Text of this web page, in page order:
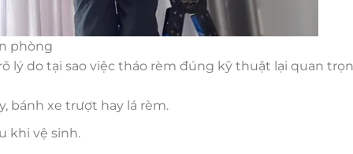
phòng
lý do tại sao việc tháo rèm đúng kỹ thuật lại quan
bánh xe trượt hay lá rèm.
khi vệ sinh.